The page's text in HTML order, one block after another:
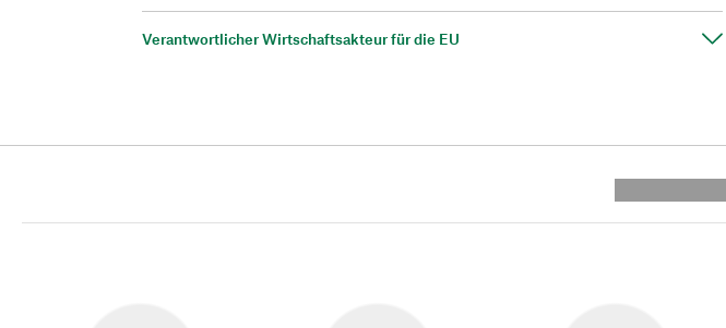
Verantwortlicher Wirtschaftsakteur für die EU